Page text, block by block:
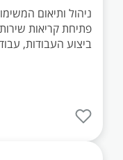
ניהול ותיאום
פתיחת קריאות
ביצוע העבודות,